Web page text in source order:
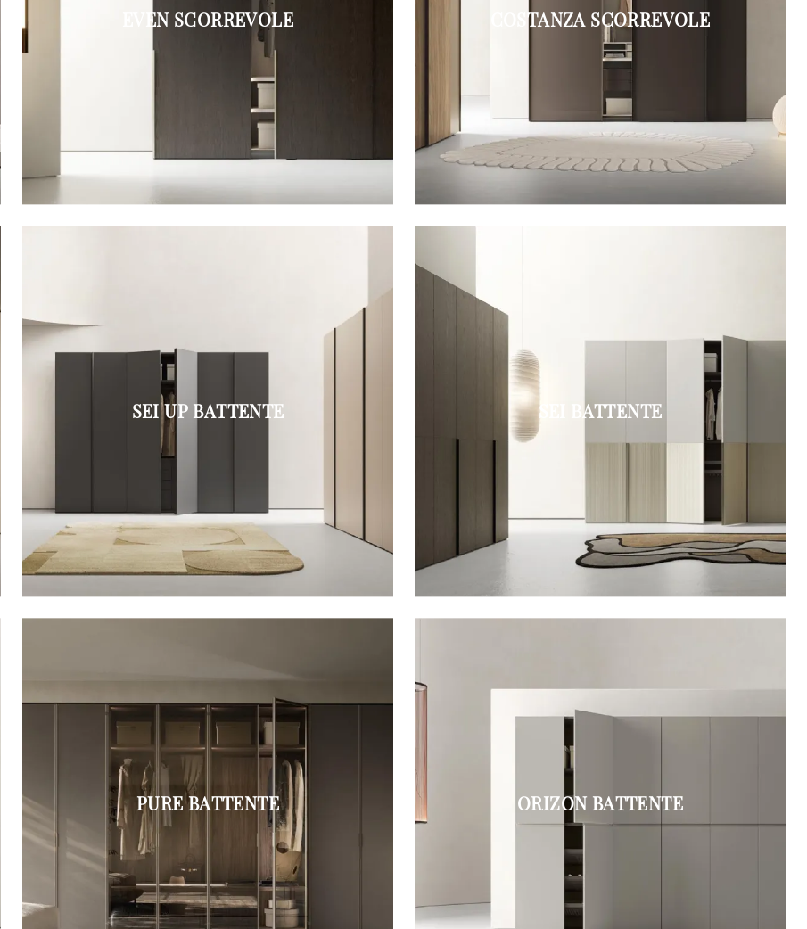
EVEN SCORREVOLE COSTANZA SCORREVOLE
SEI UP BATTENTE SEI BATTENTE
PURE BATTENTE ORIZON BATTENTE